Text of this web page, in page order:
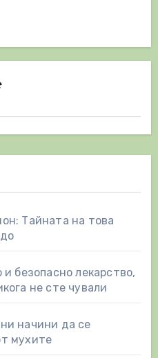
Тайната на това
и безопасно лекарство,
не сте чували
начини да се
мухите